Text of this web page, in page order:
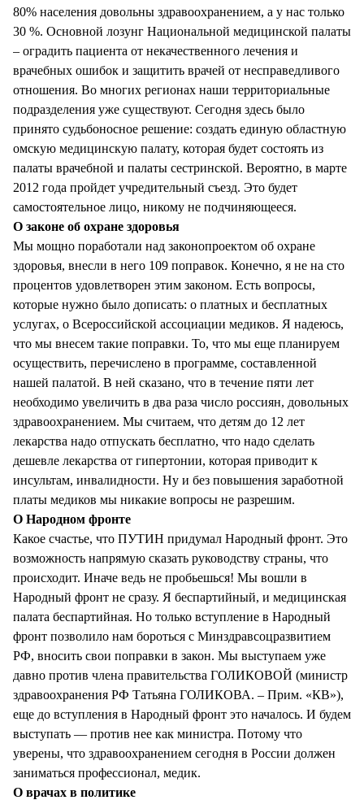
80% населения довольны здравоохранением, а у нас только
30 %. Основной лозунг Национальной медицинской палаты
– оградить пациента от некачественного лечения и
врачебных ошибок и защитить врачей от несправедливого
отношения. Во многих регионах наши территориальные
подразделения уже существуют. Сегодня здесь было
принято судьбоносное решение: создать единую областную
омскую медицинскую палату, которая будет состоять из
палаты врачебной и палаты сестринской. Вероятно, в марте
2012 года пройдет учредительный съезд. Это будет
самостоятельное лицо, никому не подчиняющееся.
О законе об охране здоровья
Мы мощно поработали над законопроектом об охране
здоровья, внесли в него 109 поправок. Конечно, я не на сто
процентов удовлетворен этим законом. Есть вопросы,
которые нужно было дописать: о платных и бесплатных
услугах, о Всероссийской ассоциации медиков. Я надеюсь,
что мы внесем такие поправки. То, что мы еще планируем
осуществить, перечислено в программе, составленной
нашей палатой. В ней сказано, что в течение пяти лет
необходимо увеличить в два раза число россиян, довольных
здравоохранением. Мы считаем, что детям до 12 лет
лекарства надо отпускать бесплатно, что надо сделать
дешевле лекарства от гипертонии, которая приводит к
инсультам, инвалидности. Ну и без повышения заработной
платы медиков мы никакие вопросы не разрешим.
О Народном фронте
Какое счастье, что ПУТИН придумал Народный фронт. Это
возможность напрямую сказать руководству страны, что
происходит. Иначе ведь не пробьешься! Мы вошли в
Народный фронт не сразу. Я беспартийный, и медицинская
палата беспартийная. Но только вступление в Народный
фронт позволило нам бороться с Минздравсоцразвитием
РФ, вносить свои поправки в закон. Мы выступаем уже
давно против члена правительства ГОЛИКОВОЙ (министр
здравоохранения РФ Татьяна ГОЛИКОВА. – Прим. «КВ»),
еще до вступления в Народный фронт это началось. И будем
выступать — против нее как министра. Потому что
уверены, что здравоохранением сегодня в России должен
заниматься профессионал, медик.
О врачах в политике